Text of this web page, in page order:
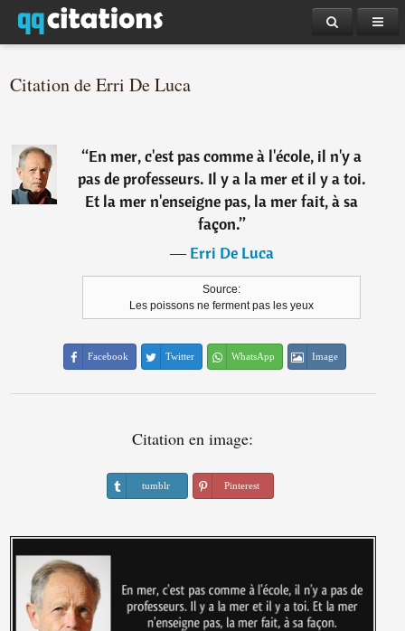
Citation de Erri De Luca
“En mer, c'est pas comme à l'école, il n'y a
pas de professeurs. Il y a la mer et il y a toi.
Et la mer n'enseigne pas, la mer fait, à sa
façon.”
―Erri De Luca
Source:
Les poissons ne ferment pas les yeux
Facebook Twitter WhatsApp Image
Citation en image:
tumblr Pinterest